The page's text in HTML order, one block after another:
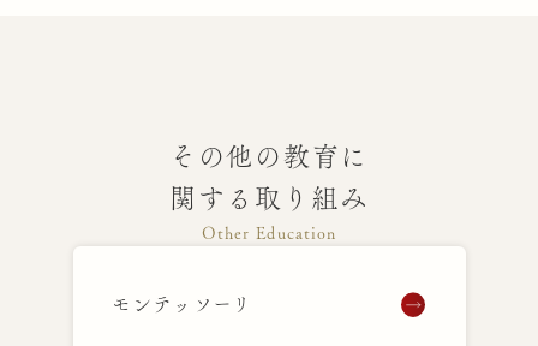
その他の教育に
関する取り組み
Other Education
モンテッソーリ